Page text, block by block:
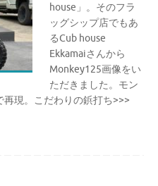
house」。そのフラ
ッグシップ店でもあ
るCub house
Ekkamaiさんから
Monkey125画像をい
ただきました。モン
現。こだわりの鋲打ち>>>